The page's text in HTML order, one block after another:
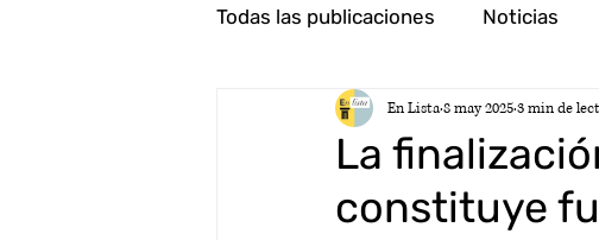
Todas las publicaciones Noticias
Ambiental Tributario
La
constituye
En Lista8 may 20253 min de